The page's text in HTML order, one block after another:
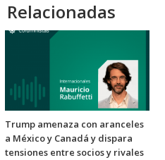
Relacionadas
Trump amenaza con aranceles
a México y Canadá y dispara
tensiones entre socios y rivales